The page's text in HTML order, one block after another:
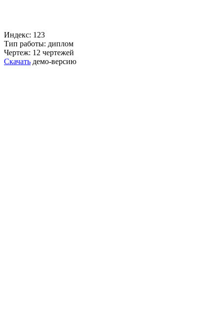
Индекс: 123
Тип работы: диплом
Чертеж: 12 чертежей
Скачать демо-версию